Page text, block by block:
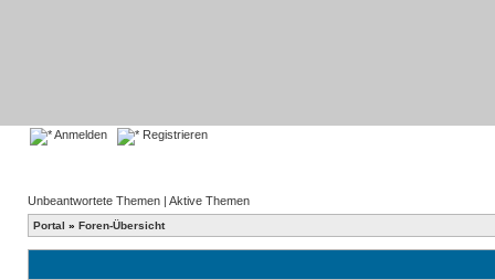
Anmelden Registrieren
Unbeantwortete Themen | Aktive Themen
Portal » Foren-Übersicht